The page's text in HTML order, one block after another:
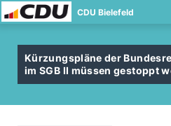
CDU Bielefeld
Kürzungspläne der
im SGB II müssen gestoppt